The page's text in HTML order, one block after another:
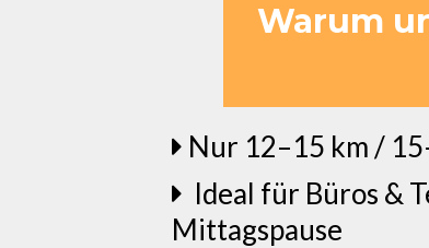
Warum
Nur 12–15 km /
Ideal für Büros &
Mittagspause